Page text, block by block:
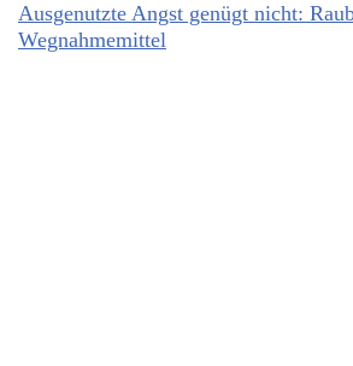
Ausgenutzte Angst genügt nicht:
Wegnahmemittel